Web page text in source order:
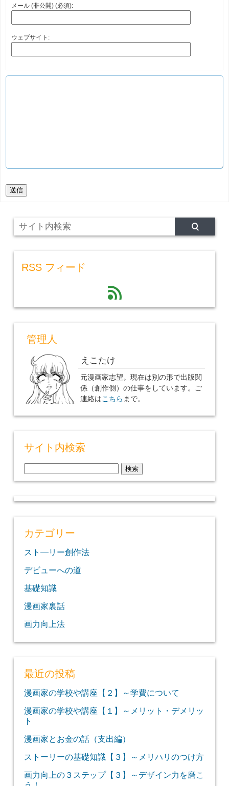
メール (非公開) (必須):
ウェブサイト:
送信
RSS フィード
feed
管理人
えこたけ
元漫画家志望。現在は別の形で出版関
係（創作側）の仕事をしています。ご
連絡はこちら まで。
サイト内検索
索:
カテゴリー
スト―リー創作法
デビューへの道
基礎知識
漫画家裏話
画力向上法
最近の投稿
漫画家の学校や講座【２】～学費について
漫画家の学校や講座【１】～メリット・デメリッ
ト
漫画家とお金の話（支出編）
ストーリーの基礎知識【３】～メリハリのつけ方
画力向上の３ステップ【３】～デザイン力を磨こ